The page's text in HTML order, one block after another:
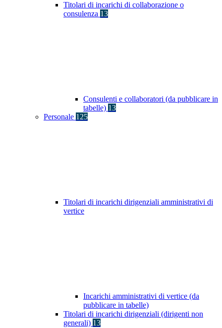
Titolari di incarichi di collaborazione o
consulenza 13
Consulenti e collaboratori (da pubblicare in
tabelle) 13
Personale 125
Titolari di incarichi dirigenziali amministrativi di
vertice
Incarichi amministrativi di vertice (da
pubblicare in tabelle)
Titolari di incarichi dirigenziali (dirigenti non
generali) 13